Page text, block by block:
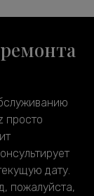
просто
дату.
пожалуйста,